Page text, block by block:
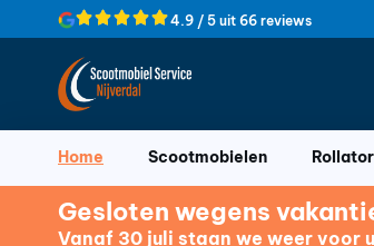
4.9 / 5 uit 66 reviews
Home Scootmobielen
Gesloten wegens
Vanaf 30 juli staan we weer voor